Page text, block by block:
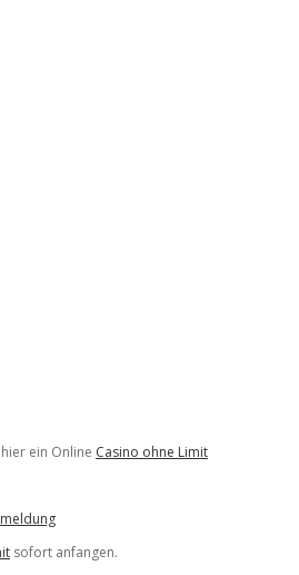
ein Online Casino ohne Limit
sofort anfangen.